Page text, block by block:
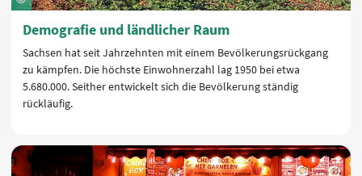
Demografie und ländlicher Raum
Sachsen hat seit Jahrzehnten mit einem Bevölkerungsrückgang
zu kämpfen. Die höchste Einwohnerzahl lag 1950 bei etwa
5.680.000. Seither entwickelt sich die Bevölkerung ständig
rückläufig.